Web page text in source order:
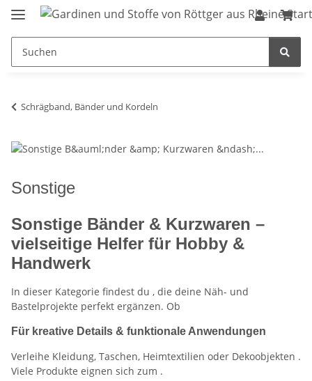
Schrägband, Bänder und Kordeln
Sonstige
Sonstige Bänder & Kurzwaren –
vielseitige Helfer für Hobby &
Handwerk
In dieser Kategorie findest du , die deine Näh- und
Bastelprojekte perfekt ergänzen. Ob
Für kreative Details & funktionale Anwendungen
Verleihe Kleidung, Taschen, Heimtextilien oder Dekoobjekten .
Viele Produkte eignen sich zum .